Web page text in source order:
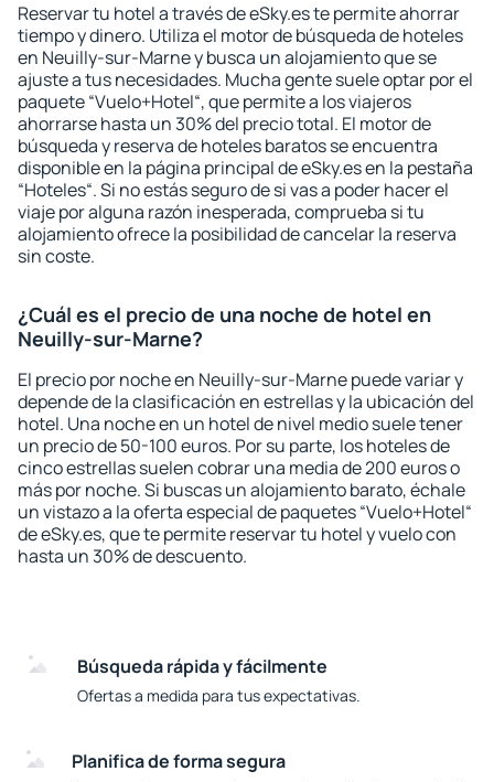
Reservar tu hotel a través de eSky.es te permite ahorrar
tiempo y dinero. Utiliza el motor de búsqueda de hoteles
en Neuilly-sur-Marne y busca un alojamiento que se
ajuste a tus necesidades. Mucha gente suele optar por el
paquete “Vuelo+Hotel“, que permite a los viajeros
ahorrarse hasta un 30% del precio total. El motor de
búsqueda y reserva de hoteles baratos se encuentra
disponible en la página principal de eSky.es en la pestaña
“Hoteles“. Si no estás seguro de si vas a poder hacer el
viaje por alguna razón inesperada, comprueba si tu
alojamiento ofrece la posibilidad de cancelar la reserva
sin coste.
¿Cuál es el precio de una noche de hotel en
Neuilly-sur-Marne?
El precio por noche en Neuilly-sur-Marne puede variar y
depende de la clasificación en estrellas y la ubicación del
hotel. Una noche en un hotel de nivel medio suele tener
un precio de 50-100 euros. Por su parte, los hoteles de
cinco estrellas suelen cobrar una media de 200 euros o
más por noche. Si buscas un alojamiento barato, échale
un vistazo a la oferta especial de paquetes “Vuelo+Hotel“
de eSky.es, que te permite reservar tu hotel y vuelo con
hasta un 30% de descuento.
Búsqueda rápida y fácilmente
Ofertas a medida para tus expectativas.
Planifica de forma segura